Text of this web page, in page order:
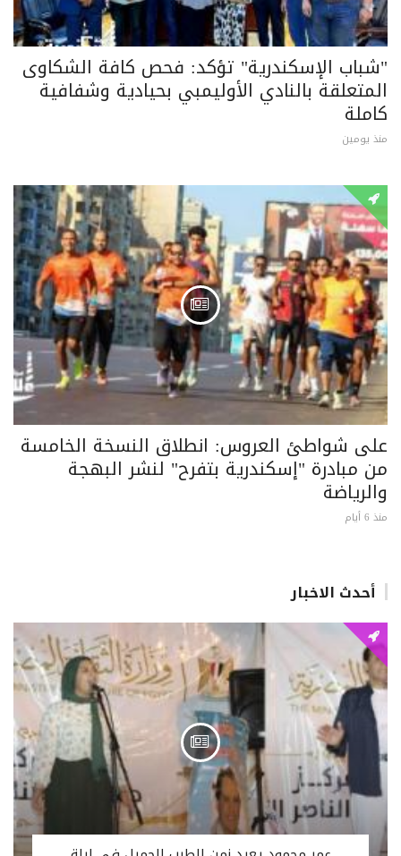
"شباب الإسكندرية" تؤكد: فحص كافة الشكاوى
المتعلقة بالنادي الأوليمبي بحيادية وشفافية
كاملة
منذ يومين
على شواطئ العروس: انطلاق النسخة الخامسة
من مبادرة "إسكندرية بتفرح" لنشر البهجة
والرياضة
منذ 6 أيام
أحدث الاخبار